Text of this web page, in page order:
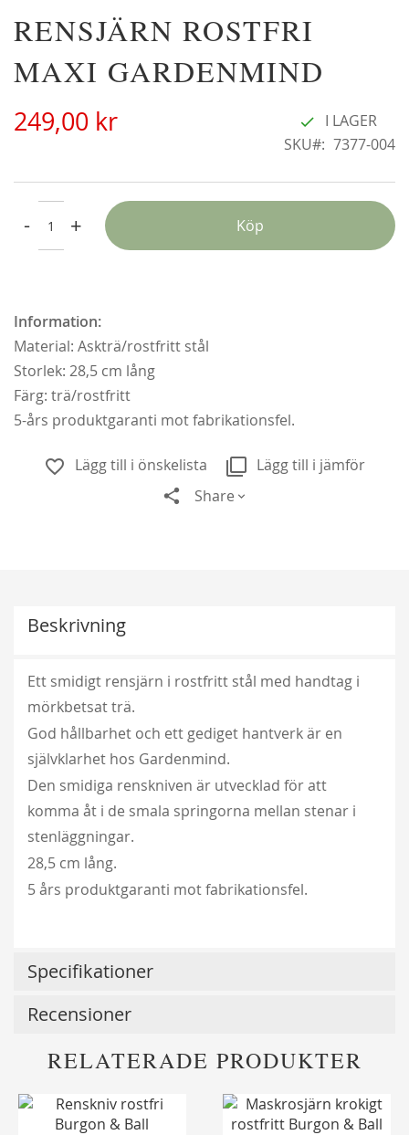
Alchymist
Från179,00 kr
RENSJÄRN ROSTFRI
MAXI GARDENMIND
249,00 kr
I LAGER
SKU
7377-004
- + Köp
Information:
Material: Askträ/rostfritt stål
Storlek: 28,5 cm lång
Färg: trä/rostfritt
5-års produktgaranti mot fabrikationsfel.
Lägg till i önskelista
Lägg till i jämför
Share
Hoppa
till
början
av
Beskrivning
Ett smidigt rensjärn i rostfritt stål med handtag i
mörkbetsat trä.
God hållbarhet och ett gediget hantverk är en
självklarhet hos Gardenmind.
Den smidiga renskniven är utvecklad för att
komma åt i de smala springorna mellan stenar i
stenläggningar.
28,5 cm lång.
5 års produktgaranti mot fabrikationsfel.
Specifikationer
Recensioner
RELATERADE PRODUKTER